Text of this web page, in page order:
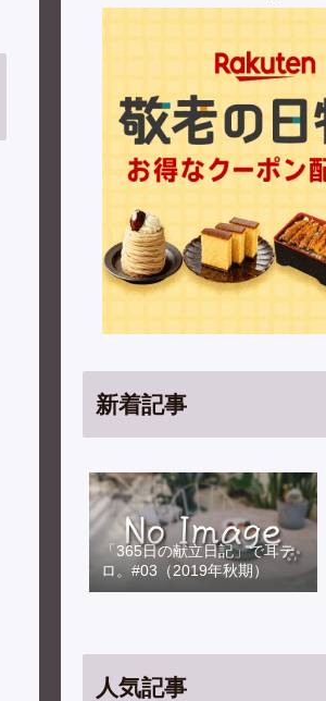
新着記事
「365日の献立日記」で耳テ
ロ。#03（2019年秋期）
人気記事